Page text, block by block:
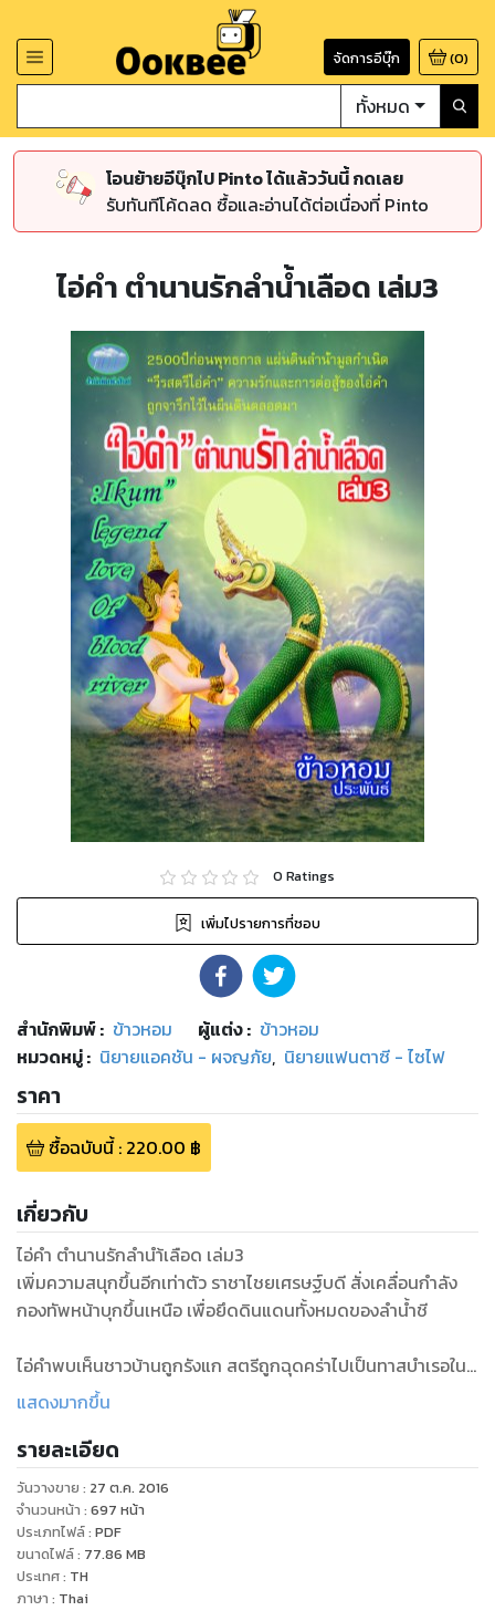
จัดการอีบุ๊ก (0)
ทั้งหมด
โอนย้ายอีบุ๊กไป Pinto ได้แล้ววันนี้ กดเลย
รับทันทีโค้ดลด ซื้อและอ่านได้ต่อเนื่องที่ Pinto
ไอ่คำ ตำนานรักลำน้ำเลือด เล่ม3
0 Ratings
เพิ่มไปรายการที่ชอบ
สำนักพิมพ์: ข้าวหอม ผู้แต่ง : ข้าวหอม
หมวดหมู่: นิยายแอคชัน - ผจญภัย, นิยายแฟนตาซี - ไซไฟ
ราคา
ซื้อฉบับนี้: 220.00 ฿
เกี่ยวกับ
ไอ่คำ ตำนานรักลำนำ้เลือด เล่ม3
เพิ่มความสนุกขึ้นอีกเท่าตัว ราชาไชยเศรษฐ์บดี สั่งเคลื่อนกำลัง
กองทัพหน้าบุกขึ้นเหนือ เพื่อยึดดินแดนทั้งหมดของลำน้ำชี
ไอ่คำพบเห็นชาวบ้านถูกรังแก สตรีถูกฉุดคร่าไปเป็นทาสบำเรอใน
ค่ายทหาร จึงกำหนดยุทธการจู่โจมใส่ การวางแผนและเล่ห์เหลี่ยม
ด่านอุดร ถือเป็นจุดแตกหัก เปลี่ยนหน้าการศึกเข้าสู่สงคราม
ศักดิ์สิทธิ์เต็มตัว
แสดงมากขึ้น
รายละเอียด
วันวางขาย : 27 ต.ค. 2016
จำนวนหน้า : 697 หน้า
ประเภทไฟล์: PDF
ขนาดไฟล์: 77.86 MB
ประเทศ: TH
ภาษา : Thai